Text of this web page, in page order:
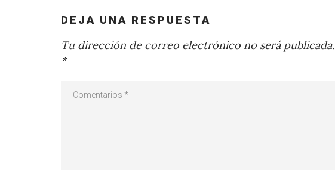
DEJA UNA RESPUESTA
Tu dirección de correo electrónico no será publicada.
*